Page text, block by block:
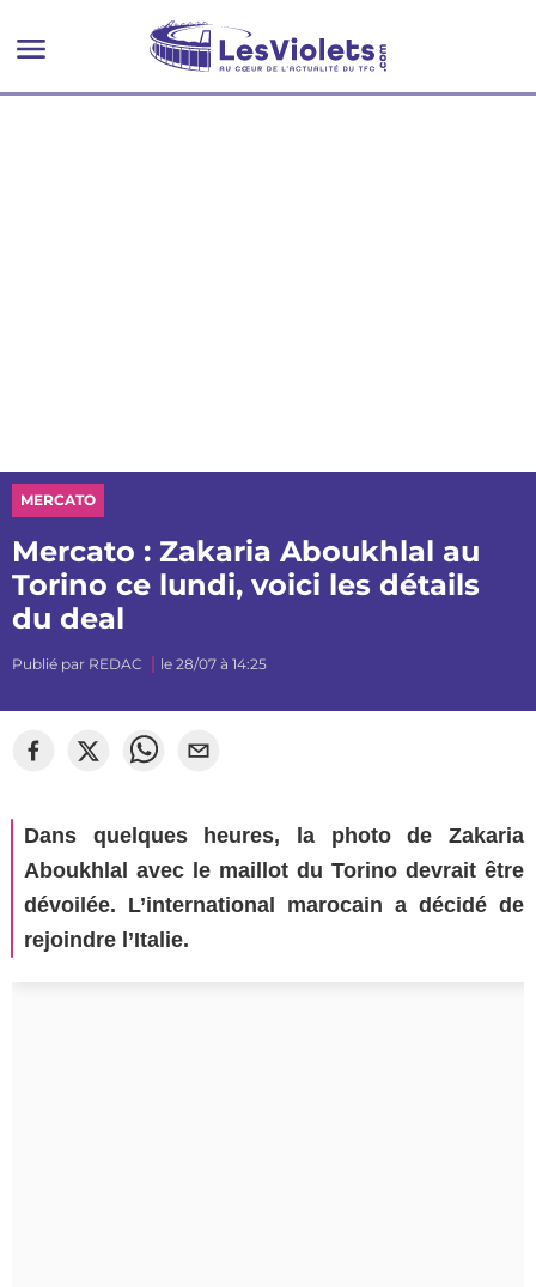
MERCATO
Mercato : Zakaria Aboukhlal au
Torino ce lundi, voici les détails
du deal
Publié par REDAC le 28/07 à 14:25
Dans quelques heures, la photo de Zakaria
Aboukhlal avec le maillot du Torino devrait être
dévoilée. L’international marocain a décidé de
rejoindre l’Italie.